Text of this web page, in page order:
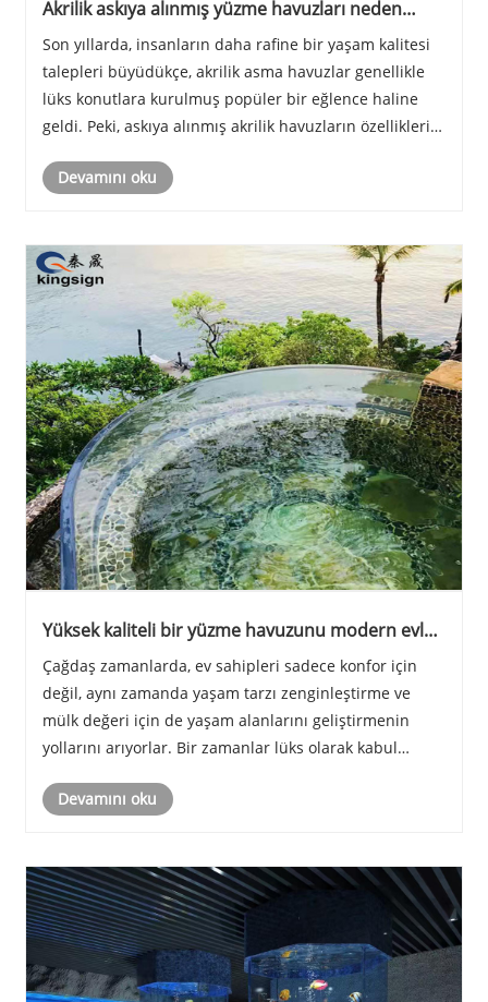
Akrilik askıya alınmış yüzme havuzları neden
Son yıllarda, insanların daha rafine bir yaşam kalitesi
talepleri büyüdükçe, akrilik asma havuzlar genellikle
lüks konutlara kurulmuş popüler bir eğlence haline
geldi. Peki, askıya alınmış akrilik havuzların özellikleri
Devamını oku
Yüksek kaliteli bir yüzme havuzunu modern evler
Çağdaş zamanlarda, ev sahipleri sadece konfor için
değil, aynı zamanda yaşam tarzı zenginleştirme ve
mülk değeri için de yaşam alanlarını geliştirmenin
yollarını arıyorlar. Bir zamanlar lüks olarak kabul
daha fazlasını sunan arzu edilen bir özelliğ......
Devamını oku